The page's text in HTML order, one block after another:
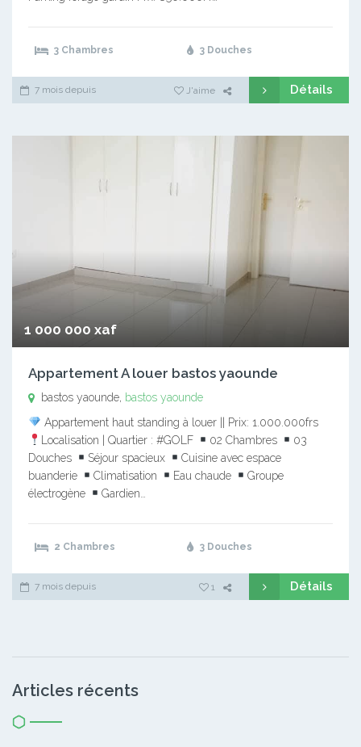
3 Chambres 3 Douches
7 mois depuis J'aime Détails
1 000 000 xaf
Appartement A louer bastos yaounde
bastos yaounde, bastos yaounde
Appartement haut standing à louer || Prix: 1.000.000frs
Localisation | Quartier : #GOLF
02 Chambres
03
Douches
Séjour spacieux
Cuisine avec espace
buanderie
Climatisation Eau chaude
Groupe
électrogène
Gardien…
2 Chambres 3 Douches
7 mois depuis 1 Détails
Articles récents